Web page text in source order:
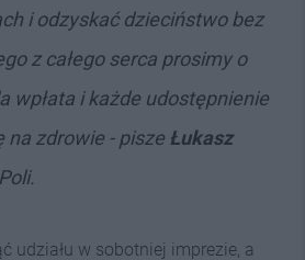
i odzyskać dzieciństwo bez
z całego serca prosimy o
wpłata i każde udostępnienie
na zdrowie - pisze Łukasz
udziału w sobotniej imprezie, a